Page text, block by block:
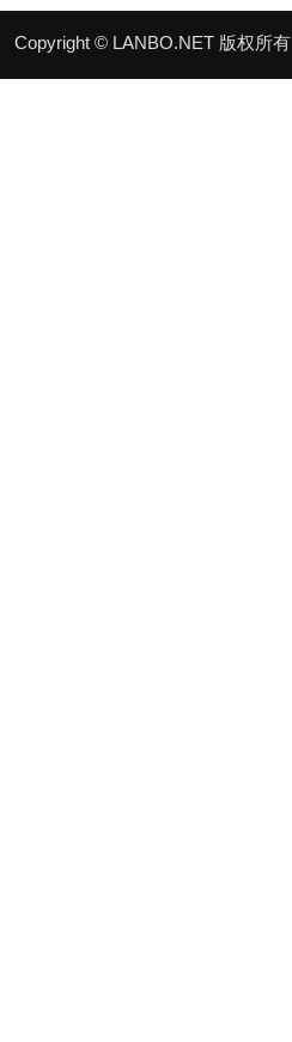
Copyright © LANBO.NET 版权所有